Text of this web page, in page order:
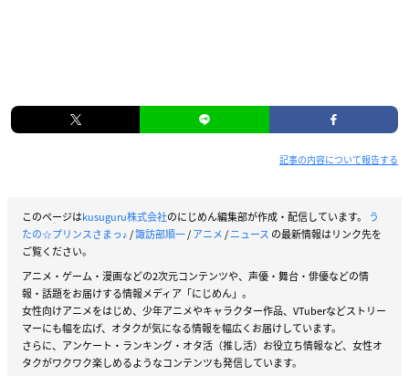
記事の内容について報告する
このページはkusuguru株式会社のにじめん編集部が作成・配信しています。
う
たの☆プリンスさまっ♪/諏訪部順一/アニメ/ニュース の最新情報はリンク先を
ご覧ください。
アニメ・ゲーム・漫画などの2次元コンテンツや、声優・舞台・俳優などの情
報・話題をお届けする情報メディア「にじめん」。
女性向けアニメをはじめ、少年アニメやキャラクター作品、VTuberなどストリー
マーにも幅を広げ、オタクが気になる情報を幅広くお届けしています。
さらに、アンケート・ランキング・オタ活（推し活）お役立ち情報など、女性オ
タクがワクワク楽しめるようなコンテンツも発信しています。